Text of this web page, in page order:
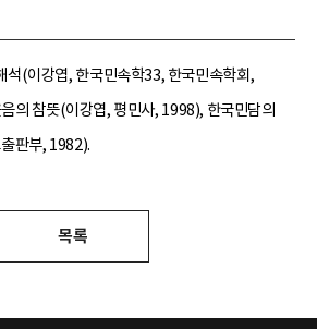
석(이강엽, 한국민속학33, 한국민속학회,
의 참뜻(이강엽, 평민사, 1998), 한국민담의
판부, 1982).
목록